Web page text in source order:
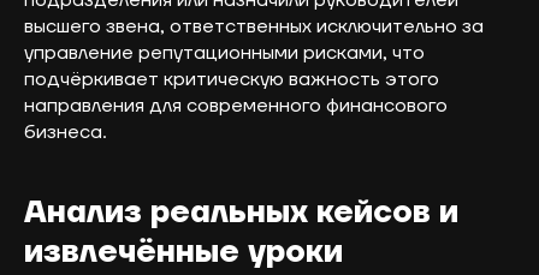
высшего звена, ответственных исключительно за
управление репутационными рисками, что
подчёркивает критическую важность этого
направления для современного финансового
бизнеса.
Анализ реальных кейсов и
извлечённые уроки